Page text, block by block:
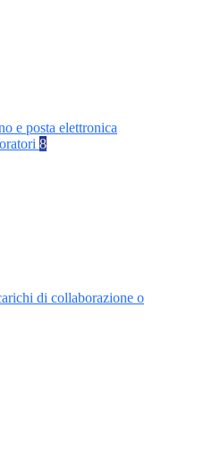
e posta elettronica
8
di collaborazione o